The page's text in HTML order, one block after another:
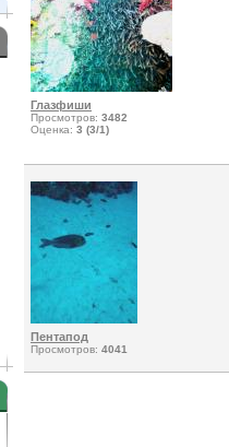
Глазфиши
Просмотров: 3482
Оценка: 3 (3/1)
Пентапод
Просмотров: 4041